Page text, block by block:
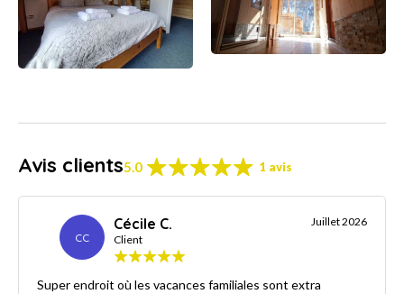
Avis clients5.0 1 avis
CC
Cécile C.
Client
Juillet 2026
Super endroit où les vacances familiales sont extra